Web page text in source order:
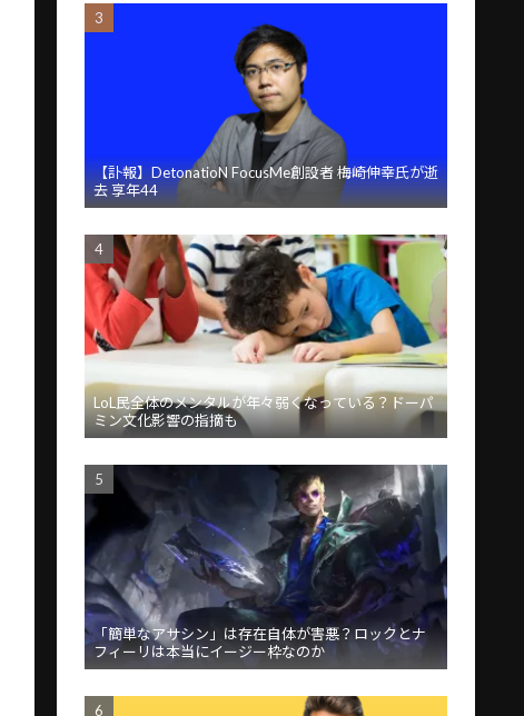
【訃報】DetonatioN FocusMe創設者 梅崎伸幸氏が逝
去 享年44
LoL民全体のメンタルが年々弱くなっている？ドーパ
ミン文化影響の指摘も
「簡単なアサシン」は存在自体が害悪？ロックとナ
フィーリは本当にイージー枠なのか